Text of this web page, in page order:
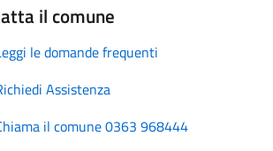
il comune
le domande frequenti
Assistenza
il comune 0363 968444